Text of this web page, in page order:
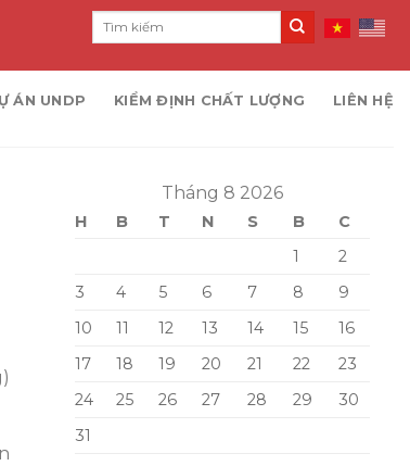
ÁN UNDP KIỂM ĐỊNH CHẤT LƯỢNG LIÊN HỆ
Tháng 8 2026
H B T N S B
C
1
2
3
4 5 6 7 8
9
10
11 12 13 14 15
16
17
18 19 20 21 22
23
24
25 26 27 28 29
30
31